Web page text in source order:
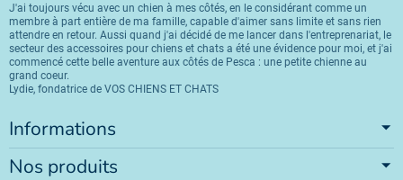
J'ai toujours vécu avec un chien à mes côtés, en le considérant comme un
membre à part entière de ma famille, capable d'aimer sans limite et sans rien
attendre en retour. Aussi quand j'ai décidé de me lancer dans l'entreprenariat, le
secteur des accessoires pour chiens et chats a été une évidence pour moi, et j'ai
commencé cette belle aventure aux côtés de Pesca : une petite chienne au
grand coeur.
Lydie, fondatrice de VOS CHIENS ET CHATS
Informations
Nos produits